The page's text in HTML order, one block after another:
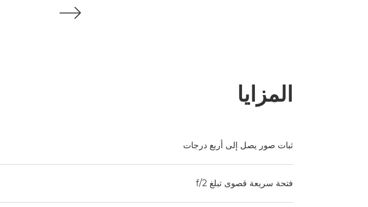
المزايا
ثبات صور يصل إلى أربع درجات
فتحة سريعة قصوى تبلغ f/2